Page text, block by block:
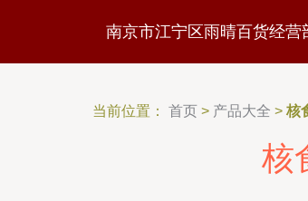
南京市江宁区雨晴百货经营
当前位置： 首页 > 产品大全 > 核
核